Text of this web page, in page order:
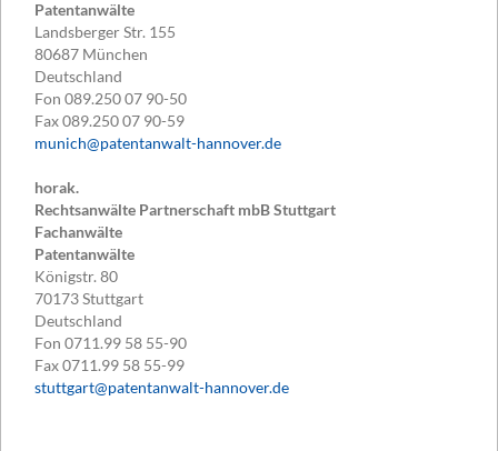
Patentanwälte
Landsberger Str. 155
80687 München
Deutschland
Fon 089.250 07 90-50
Fax089.250 07 90-59
munich@patentanwalt-hannover.de
horak.
Rechtsanwälte Partnerschaft mbB Stuttgart
Fachanwälte
Patentanwälte
Königstr. 80
70173Stuttgart
Deutschland
Fon 0711.99 58 55-90
Fax0711.99 58 55-99
stuttgart@patentanwalt-hannover.de